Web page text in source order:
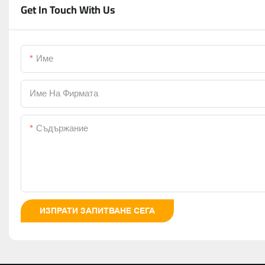
Get In Touch With Us
Име
Име На Фирмата
Съдържание
ИЗПРАТИ ЗАПИТВАНЕ СЕГА